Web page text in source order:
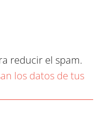
reducir el spam.
los datos de tus